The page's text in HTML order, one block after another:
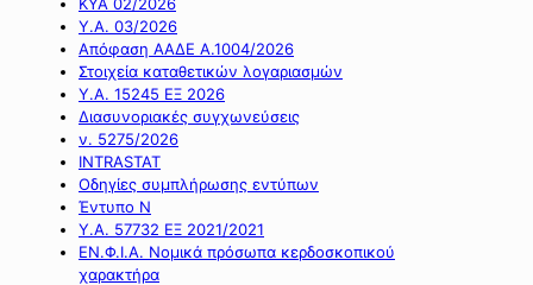
Υ.Α. 03/2026
Απόφαση ΑΑΔΕ Α.1004/2026
Στοιχεία καταθετικών λογαριασμών
Υ.Α. 15245 ΕΞ 2026
Διασυνοριακές συγχωνεύσεις
ν. 5275/2026
INTRASTAT
Οδηγίες συμπλήρωσης εντύπων
Έντυπο Ν
Υ.Α. 57732 ΕΞ 2021/2021
ΕΝ.Φ.Ι.Α. Νομικά πρόσωπα κερδοσκοπικού
χαρακτήρα